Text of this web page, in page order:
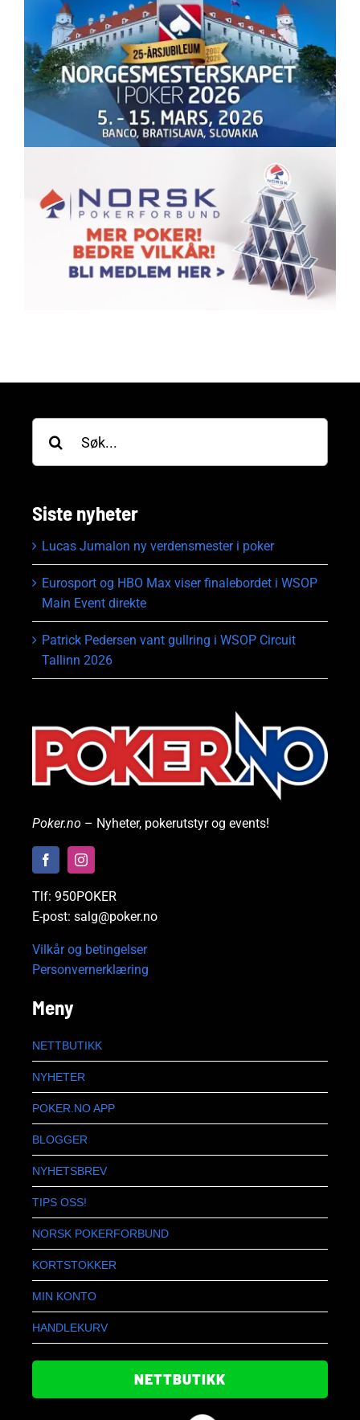
Søk
etter:
Siste nyheter
Lucas Jumalon ny verdensmester i poker
Eurosport og HBO Max viser finalebordet i WSOP
Main Event direkte
Patrick Pedersen vant gullring i WSOP Circuit
Tallinn 2026
Poker.no – Nyheter, pokerutstyr og events!
Tlf: 950POKER
E-post: salg@poker.no
Vilkår og betingelser
Personvernerklæring
Meny
NETTBUTIKK
NYHETER
POKER.NO APP
BLOGGER
NYHETSBREV
TIPS OSS!
NORSK POKERFORBUND
KORTSTOKKER
MIN KONTO
HANDLEKURV
NETTBUTIKK